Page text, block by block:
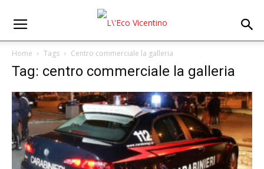
Home Tags Centro commerciale la galleria
Tag: centro commerciale la galleria